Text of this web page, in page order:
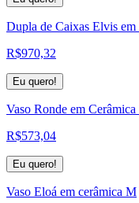
Dupla de Caixas Elvis
R$970,32
Eu quero!
Vaso Ronde em Cerâmica
R$573,04
Eu quero!
Vaso Eloá em cerâmica M